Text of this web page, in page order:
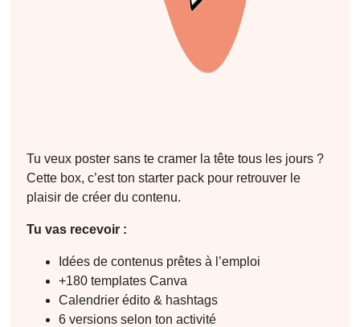
Tu veux poster sans te cramer la tête tous les jours ?
Cette box, c’est ton starter pack pour retrouver le
plaisir de créer du contenu.
Tu vas recevoir :
Idées de contenus prêtes à l’emploi
+180 templates Canva
Calendrier édito & hashtags
6 versions selon ton activité